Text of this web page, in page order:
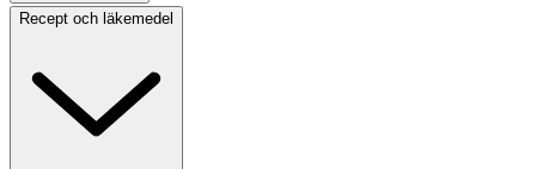
Recept och läkemedel